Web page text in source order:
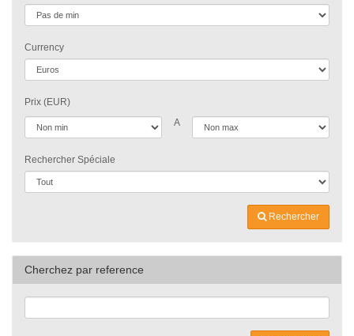
Currency
Prix (EUR)
A
Rechercher Spéciale
Rechercher
Cherchez par reference